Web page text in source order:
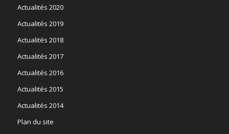
Actualités 2020
Actualités 2019
Actualités 2018
Actualités 2017
Actualités 2016
Actualités 2015
Actualités 2014
Plan du site